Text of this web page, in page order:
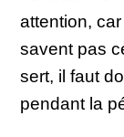
attention,
savent pas
sert, il faut
pendant la